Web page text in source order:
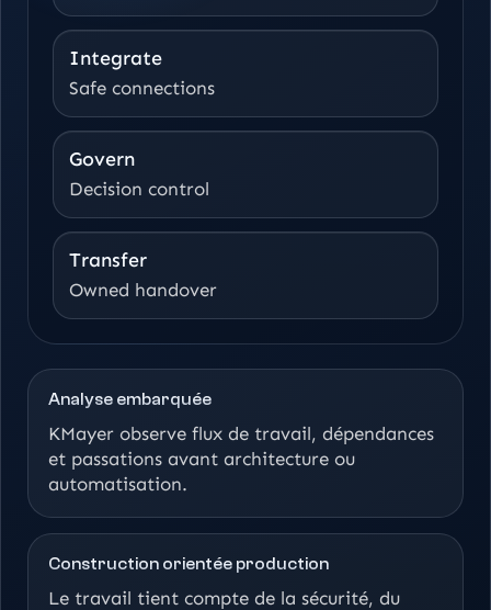
Integrate
Safe connections
Govern
Decision control
Transfer
Owned handover
Analyse embarquée
KMayer observe flux de travail, dépendances
et passations avant architecture ou
automatisation.
Construction orientée production
Le travail tient compte de la sécurité, du